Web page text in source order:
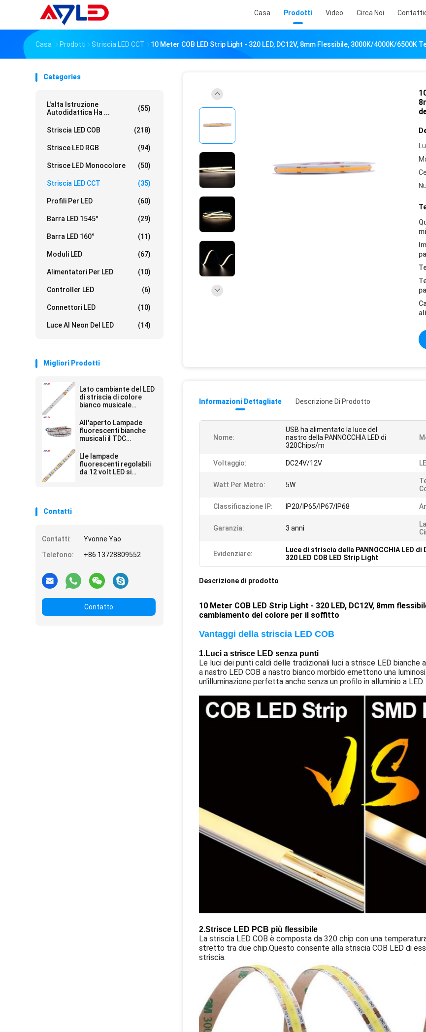
Casa Prodotti Video Circa Noi
Casa Prodotti Striscia LED CCT 10 Meter COB LED Strip Light - 320 LED, DC12V, 8mm Flessibile, 3000K/4000K/
Catagories
L'alta Istruzione
Autodidattica Ha ...
(55)
Striscia LED COB (218)
Strisce LED RGB (94)
Strisce LED Monocolore (50)
Striscia LED CCT (35)
Profili Per LED (60)
Barra LED 1545° (29)
Barra LED 160° (11)
Moduli LED (67)
Alimentatori Per LED (10)
Controller LED (6)
Connettori LED (10)
Luce Al Neon Del LED (14)
Migliori Prodotti
Lato cambiante del LED
di striscia di colore
bianco musicale
TDC che emette 315
24V per le scale
All'aperto Lampade
fluorescenti bianche
musicali il TDC
Lumileds 120 LED del
LED per metro
Lle lampade
fluorescenti regolabili
da 12 volt LED si
Contatti
Contatti:
Yvonne Yao
Telefono:
+86 13728809552
Contatto
Informazioni Dettagliate Descrizione Di Prodotto
Nome:
USB ha alimentato la luce del
nastro della PANNOCCHIA LED di
320Chips/m
Voltaggio: DC24V/12V
Watt Per Metro: 5W
Classificazione IP: IP20/IP65/IP67/IP68
Garanzia: 3 anni
Evidenziare: Luce di striscia della PANNOCCHIA LED di
320 LED COB LED Strip Light
Descrizione di prodotto
10 Meter COB LED Strip Light - 320 LED, DC12V, 8mm
cambiamento del colore per il soffitto
Vantaggi della striscia LED COB
1.Luci a strisce LED senza punti
Le luci dei punti caldi delle tradizionali luci a strisce LED
a nastro LED COB a nastro bianco morbido emettono una
un'illuminazione perfetta anche senza un profilo in alluminio a LED.
2.Strisce LED PCB più flessibile
La striscia LED COB è composta da 320 chip con una
stretto tra due chip.Questo consente alla striscia COB LED di
striscia.